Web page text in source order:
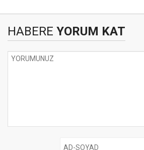
HABERE YORUM KAT